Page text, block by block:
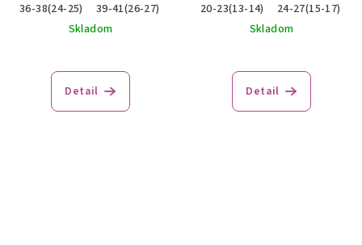
36-38(24-25)
39-41(26-27)
Skladom
Detail
20-23(13-14)
24-27(15-17)
Skladom
Detail